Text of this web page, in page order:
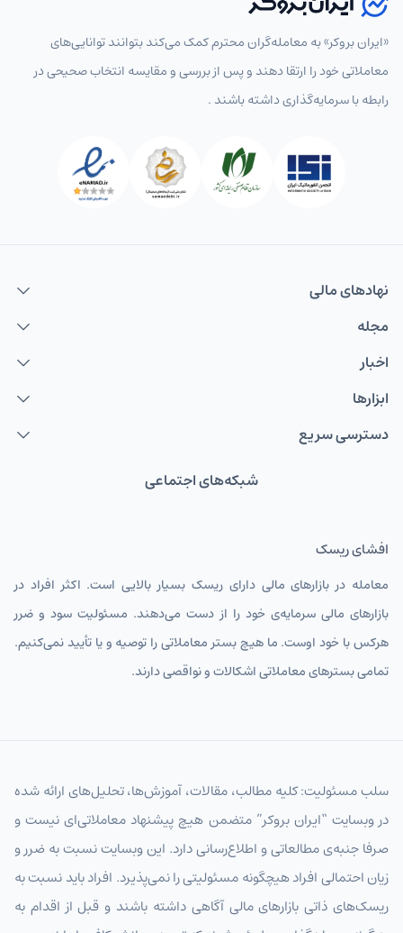
«ایران بروکر» به معامله‌گران محترم کمک می‌کند بتوانند توانایی‌های
معاملاتی خود را ارتقا دهند و پس از بررسی و مقایسه انتخاب‌ صحیحی در
رابطه با سرمایه‌گذاری داشته باشند .
نهاد‌های مالی
مجله
اخبار
ابزارها
دسترسی سریع
شبکه‌های اجتماعی
افشای ریسک
معامله در بازارهای مالی دارای ریسک بسیار بالایی است. اکثر افراد در
بازارهای مالی سرمایه‌ی خود را از دست می‌دهند. مسئولیت سود و ضرر
هرکس با خود اوست. ما هیچ بستر معاملاتی را توصیه و یا تأیید نمی‌کنیم.
تمامی بسترهای معاملاتی اشکالات و نواقصی دارند.
سلب مسئولیت: کلیه مطالب، مقالات، آموزش‌ها، تحلیل‌های ارائه شده
در وبسایت “ایران بروکر” متضمن هیچ پیشنهاد معاملاتی‌ای نیست و
صرفا جنبه‌ی مطالعاتی و اطلاع‌رسانی دارد. این وبسایت نسبت به ضرر و
زیان احتمالی افراد هیچگونه مسئولیتی را نمی‌پذیرد. افراد باید نسبت به
ریسک‌های ذاتی بازارهای مالی آگاهی داشته باشند و قبل از اقدام به